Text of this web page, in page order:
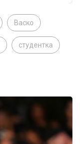
Васко
студентка